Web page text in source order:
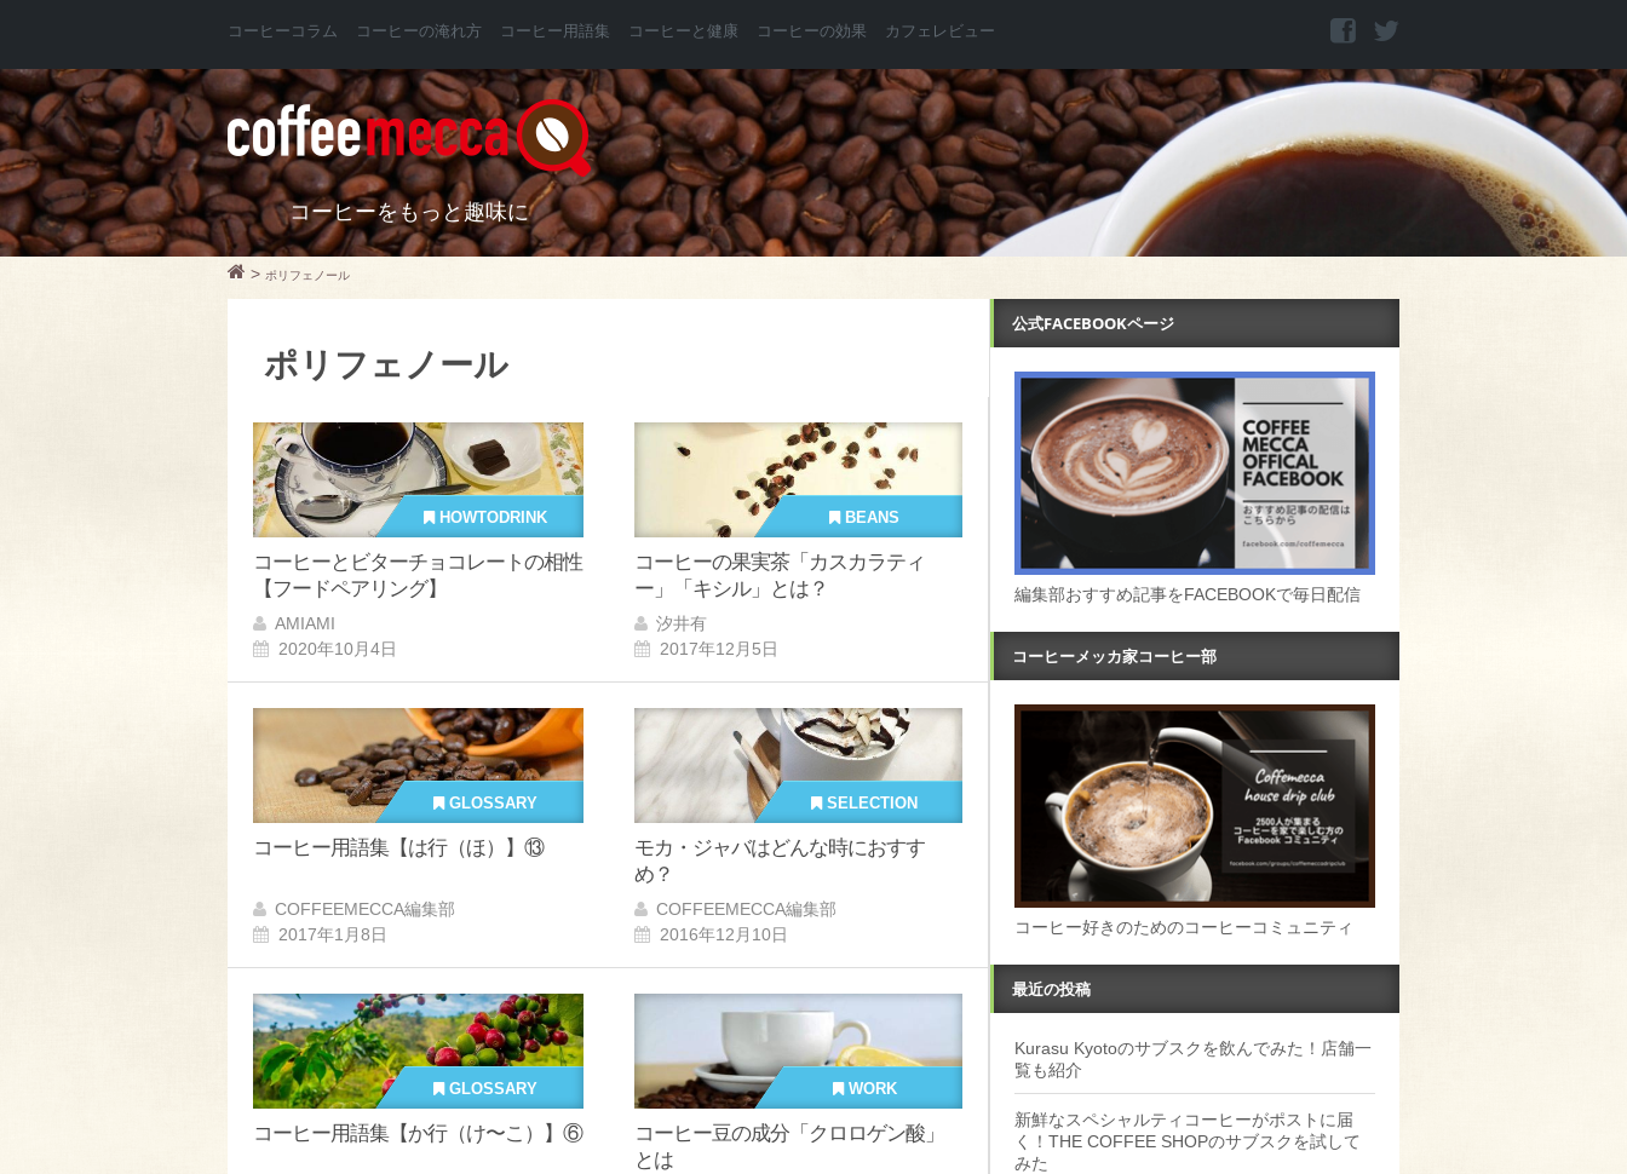
コーヒーコラム コーヒーの淹れ方 コーヒー用語集 コーヒーと健康 コーヒーの効果 カフェレビュー
コーヒーをもっと趣味に
> ポリフェノール
ポリフェノール
HOWTODRINK
コーヒーとビターチョコレートの相性
【フードペアリング】
AMIAMI
2020年10月4日
BEANS
コーヒーの果実茶「カスカラティ
ー」「キシル」とは？
汐井有
2017年12月5日
GLOSSARY
コーヒー用語集【は行（ほ）】⑬
COFFEEMECCA編集部
2017年1月8日
SELECTION
モカ・ジャバはどんな時におすす
め？
COFFEEMECCA編集部
2016年12月10日
GLOSSARY
コーヒー用語集【か行（け〜こ）】⑥
WORK
コーヒー豆の成分「クロロゲン酸」
とは
公式FACEBOOKページ
編集部おすすめ記事をFACEBOOKで毎日配信
コーヒーメッカ家コーヒー部
コーヒー好きのためのコーヒーコミュニティ
最近の投稿
Kurasu Kyotoのサブスクを飲んでみた！店舗一
覧も紹介
新鮮なスペシャルティコーヒーがポストに届
く！THE COFFEE SHOPのサブスクを試して
みた